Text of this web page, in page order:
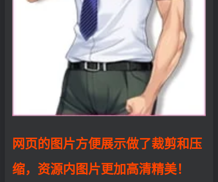
网页的图片方便展示做了裁剪和压
缩，资源内图片更加高清精美！